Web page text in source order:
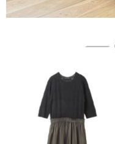
時審查核予不同之上限額度
請求用戶進行身份認證。